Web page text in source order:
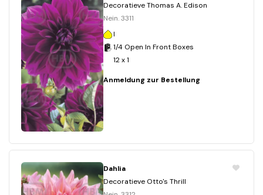
Decoratieve Thomas A. Edison
Nein. 3311
I
1/4 Open In Front Boxes
12 x 1
Anmeldung zur Bestellung
Dahlia
Decoratieve Otto's Thrill